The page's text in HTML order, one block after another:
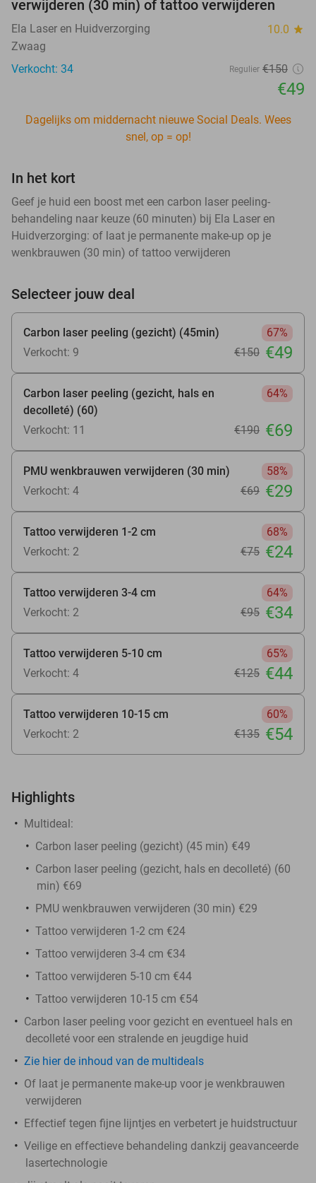
verwijderen (30 min) of tattoo verwijderen
Ela Laser en Huidverzorging 10.0 star
Zwaag
Verkocht: 34
Regulier €150
€49
Dagelijks om middernacht nieuwe Social Deals. Wees
snel, op = op!
In het kort
Geef je huid een boost met een carbon laser peeling-
behandeling naar keuze (60 minuten) bij Ela Laser en
Huidverzorging: of laat je permanente make-up op je
wenkbrauwen (30 min) of tattoo verwijderen
Selecteer jouw deal
Carbon laser peeling (gezicht) (45min)
67%
Verkocht: 9
€150 €49
Carbon laser peeling (gezicht, hals en
decolleté) (60)
64%
Verkocht: 11 €190 €69
PMU wenkbrauwen verwijderen (30 min)
58%
Verkocht: 4
€69 €29
Tattoo verwijderen 1-2 cm
68%
Verkocht: 2
€75 €24
Tattoo verwijderen 3-4 cm
64%
Verkocht: 2
€95 €34
Tattoo verwijderen 5-10 cm
65%
Verkocht: 4
€125 €44
Tattoo verwijderen 10-15 cm
60%
Verkocht: 2
€135 €54
Highlights
Multideal:
Carbon laser peeling (gezicht) (45 min) €49
Carbon laser peeling (gezicht, hals en decolleté) (60
min) €69
PMU wenkbrauwen verwijderen (30 min) €29
Tattoo verwijderen 1-2 cm €24
Tattoo verwijderen 3-4 cm €34
Tattoo verwijderen 5-10 cm €44
Tattoo verwijderen 10-15 cm €54
Carbon laser peeling voor gezicht en eventueel hals en
decolleté voor een stralende en jeugdige huid
Zie hier de inhoud van de multideals
Of laat je permanente make-up voor je wenkbrauwen
verwijderen
Effectief tegen fijne lijntjes en verbetert je huidstructuur
Veilige en effectieve behandeling dankzij geavanceerde
lasertechnologie